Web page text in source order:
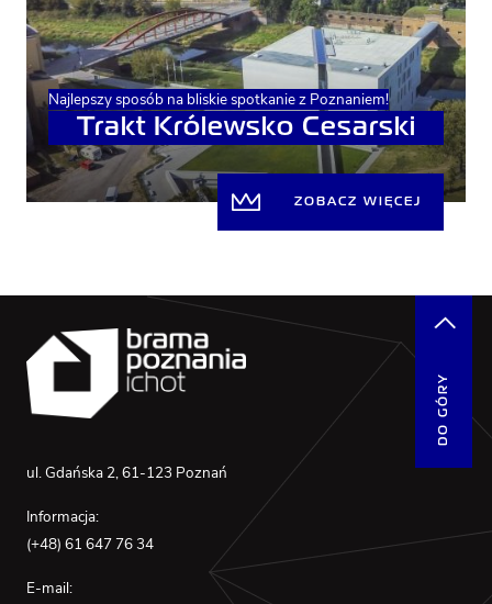
Najlepszy sposób na bliskie spotkanie z Poznaniem!
Trakt Królewsko Cesarski
ZOBACZ WIĘCEJ
ul. Gdańska 2, 61-123 Poznań
Informacja:
(+48) 61 647 76 34
E-mail:
DO GÓRY